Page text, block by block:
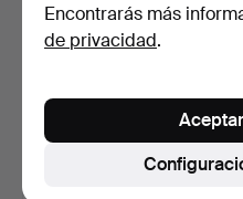
Friberg, Gustavsberg.
Encontrarás más
de privacidad.